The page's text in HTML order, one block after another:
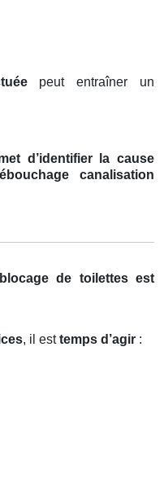
peut entraîner un
d’identifier la cause
canalisation
de toilettes est
, il esttemps d’agir :